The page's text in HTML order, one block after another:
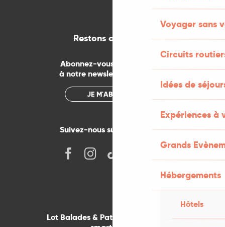
Voyager sans
Circuits
Idées de
Expériences à
Grands
Hébergements
Hôtels
Restons connectés
Abonnez-vous gratuitement
à notre newsletter mensuelle
JE M'ABONNE
Suivez-nous sur les réseaux !
Lot Balades & Patrimoines sur votre